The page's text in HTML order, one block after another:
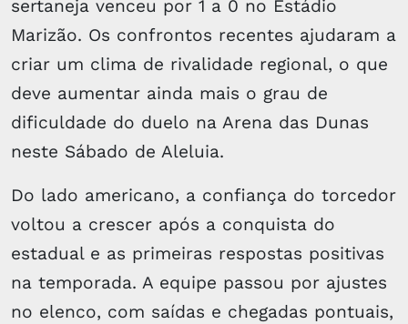
sertaneja venceu por 1 a 0 no Estádio
Marizão. Os confrontos recentes ajudaram a
criar um clima de rivalidade regional, o que
deve aumentar ainda mais o grau de
dificuldade do duelo na Arena das Dunas
neste Sábado de Aleluia.
Do lado americano, a confiança do torcedor
voltou a crescer após a conquista do
estadual e as primeiras respostas positivas
na temporada. A equipe passou por ajustes
no elenco, com saídas e chegadas pontuais,